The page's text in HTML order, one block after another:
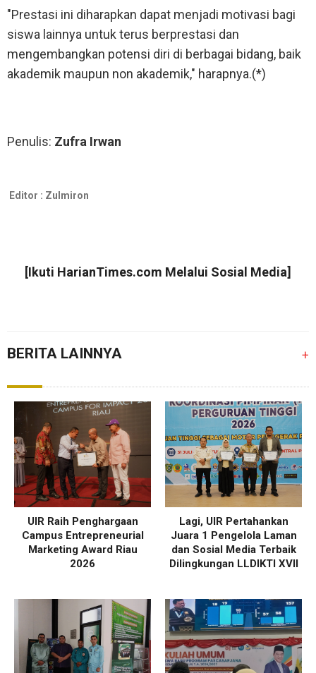
"Prestasi ini diharapkan dapat menjadi motivasi bagi
siswa lainnya untuk terus berprestasi dan
mengembangkan potensi diri di berbagai bidang, baik
akademik maupun non akademik," harapnya.(*)
Penulis: Zufra Irwan
Editor : Zulmiron
[Ikuti HarianTimes.com Melalui Sosial Media]
BERITA LAINNYA +
UIR Raih Penghargaan
Campus Entrepreneurial
Marketing Award Riau
2026
Lagi, UIR Pertahankan
Juara 1 Pengelola Laman
dan Sosial Media Terbaik
Dilingkungan LLDIKTI XVII